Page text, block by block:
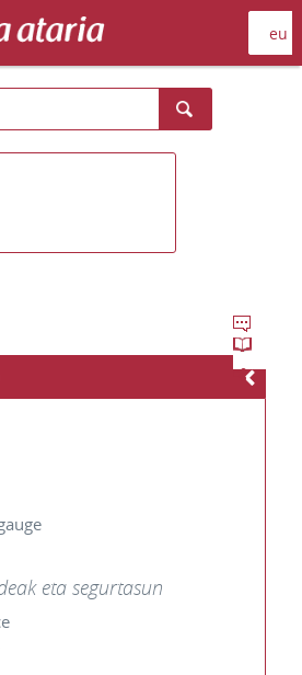
eta segurtasun